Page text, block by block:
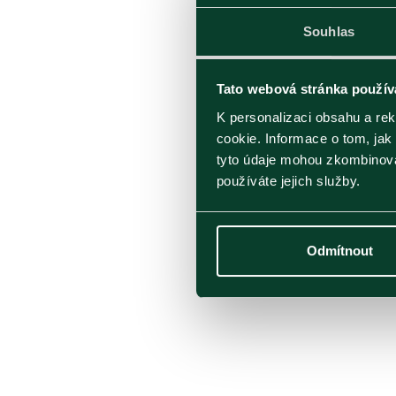
Souhlas
Tato webová stránka
K personalizaci obsahu a
cookie. Informace o tom,
tyto údaje mohou
používáte jejich služby.
Odmítnout
skupin těchto
Zelené
Proces oxidace,
močového